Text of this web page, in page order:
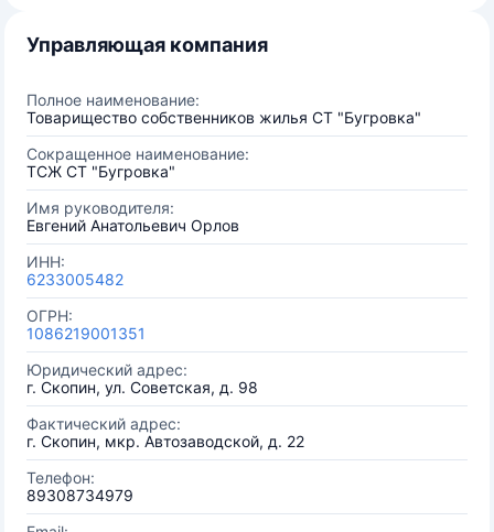
Управляющая компания
Полное наименование:
Товарищество собственников жилья СТ "Бугровка"
Сокращенное наименование:
ТСЖ СТ "Бугровка"
Имя руководителя:
Евгений Анатольевич Орлов
ИНН:
6233005482
ОГРН:
1086219001351
Юридический адрес:
г. Скопин, ул. Советская, д. 98
Фактический адрес:
г. Скопин, мкр. Автозаводской, д. 22
Телефон:
89308734979